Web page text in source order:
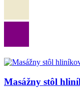
Obrázok
Masážny stôl